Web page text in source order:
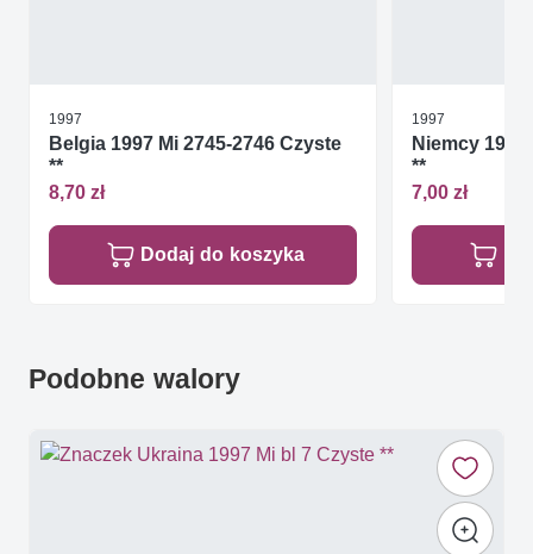
1997
Belgia 1997 Mi 2745-2746 Czyste
**
8,70 zł
Dodaj do koszyka
1997
Niemcy 1997
**
7,00 zł
Podobne walory